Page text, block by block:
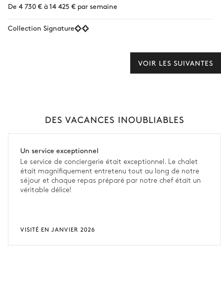
De 4 730 € à 14 425 € par semaine
Collection Signature
VOIR LES SUIVANTES
DES VACANCES INOUBLIABLES
Un service exceptionnel
Le service de conciergerie était exceptionnel. Le chalet
était magnifiquement entretenu tout au long de notre
séjour et chaque repas préparé par notre chef était un
véritable délice!
VISITÉ EN JANVIER 2026